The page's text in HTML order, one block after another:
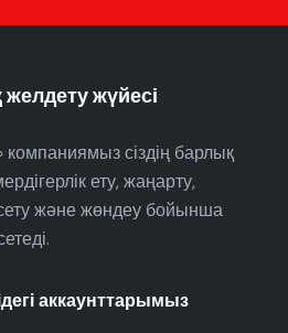
жүйесі
компаниямыз сіздің барлық
ету, жаңарту,
және жөндеу бойынша
аккаунттарымыз